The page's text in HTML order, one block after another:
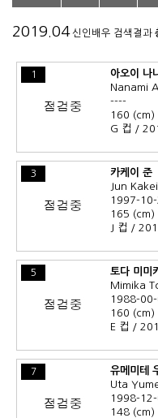
2019.04신인배우 검색결과
1
아오이 나
Nanami
----
160
G 컵 /
3
카케이 준
Jun Kakei
1997-
165
J 컵 /
5
토다 미미
Mimika
1988-
160
E 컵 /
7
유메미테
Uta
1998-
148